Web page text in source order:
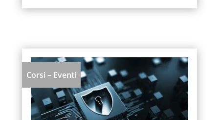
Corsi – Eventi